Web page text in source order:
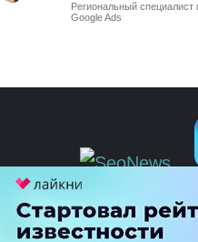
Региональный специалист
Google Ads
ПЕРЕЙТИ НА
© SEOnews.ru Все